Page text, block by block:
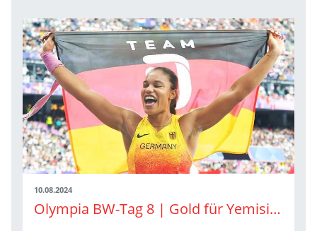
10.08.2024
Olympia BW-Tag 8 | Gold für Yemisi Ogunleye